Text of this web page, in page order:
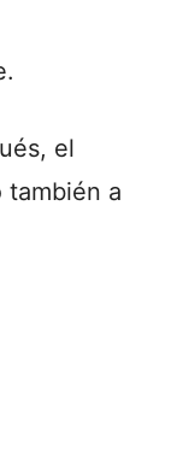
el
también a